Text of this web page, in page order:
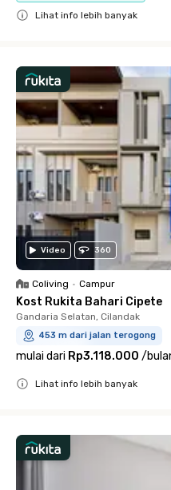
Lihat info lebih banyak
Video 360
Coliving • Campur
Kost Rukita Bahari Cipete
Gandaria Selatan, Cilandak
453 m dari jalan terogong
mulai dari Rp3.118.000 /
Lihat info lebih banyak